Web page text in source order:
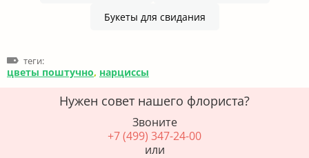
Букеты для свидания
теги:
цветы поштучно, нарциссы
Нужен совет нашего флориста?
Звоните
+7 (499) 347-24-00
или